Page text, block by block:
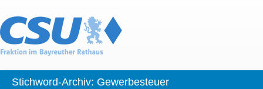
Stichword-Archiv: Gewerbesteuer